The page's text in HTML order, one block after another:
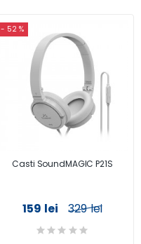
- 52 %
Casti SoundMAGIC P21S
159 lei 329 lei